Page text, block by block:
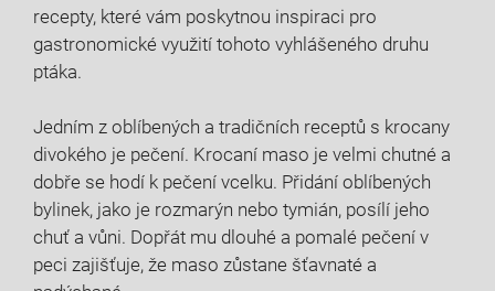
recepty, které vám poskytnou inspiraci pro
gastronomické využití tohoto vyhlášeného druhu
ptáka.
Jedním z oblíbených a tradičních receptů s krocany
divokého je pečení. Krocaní maso je velmi chutné a
dobře se hodí k pečení vcelku. Přidání oblíbených
bylinek, jako je rozmarýn nebo tymián, posílí jeho
chuť a vůni. Dopřát mu dlouhé a pomalé pečení v
peci zajišťuje, že maso zůstane šťavnaté a